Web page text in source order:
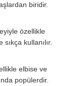
biridir.
özellikle
kullanılır.
elbise ve
popülerdir.